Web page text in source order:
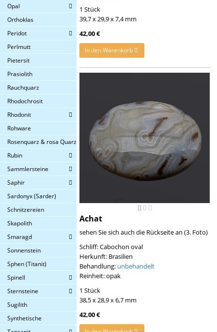
Opal
Orthoklas
Peridot
Perlmutt
Pietersit
Prasiolith
Rauchquarz
Rhodochrosit
Rhodonit
Rohware
Rosenquarz & rosa Quarz
Rubin
Sammlersteine
Saphir
Sardonyx (Sarder)
Schnitzereien
Skapolith
Smaragd
Sonnenstein
Sphen (Titanit)
Spinell
Sternsteine
Sugilith
Synthetische
1 Stück
39,7 x 29,9 x 7,4 mm
42,00 €
In den Warenkorb
Achat
sehen Sie sich auch die Rückseite an (3. Foto)
Schliff: Cabochon oval
Herkunft: Brasilien
Behandlung: unbehandelt
Reinheit: opak
1 Stück
38,5 x 28,9 x 6,7 mm
42,00 €